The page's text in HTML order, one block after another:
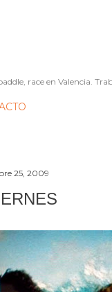
race en Valencia.
25, 2009